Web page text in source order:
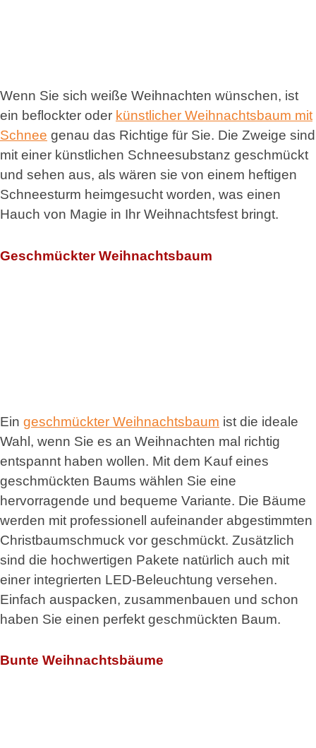
Wenn Sie sich weiße Weihnachten wünschen, ist
ein beflockter oder künstlicher Weihnachtsbaum mit
Schnee genau das Richtige für Sie. Die Zweige sind
mit einer künstlichen Schneesubstanz geschmückt
und sehen aus, als wären sie von einem heftigen
Schneesturm heimgesucht worden, was einen
Hauch von Magie in Ihr Weihnachtsfest bringt.
Geschmückter Weihnachtsbaum
Ein geschmückter Weihnachtsbaum ist die ideale
Wahl, wenn Sie es an Weihnachten mal richtig
entspannt haben wollen. Mit dem Kauf eines
geschmückten Baums wählen Sie eine
hervorragende und bequeme Variante. Die Bäume
werden mit professionell aufeinander abgestimmten
Christbaumschmuck vor geschmückt. Zusätzlich
sind die hochwertigen Pakete natürlich auch mit
einer integrierten LED-Beleuchtung versehen.
Einfach auspacken, zusammenbauen und schon
haben Sie einen perfekt geschmückten Baum.
Bunte Weihnachtsbäume